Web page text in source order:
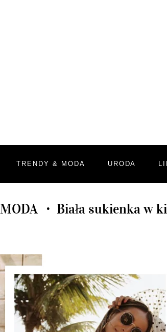
TRENDY & MODA URODA
MODA • Biała sukienka w